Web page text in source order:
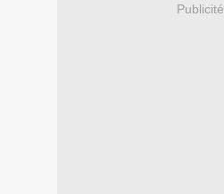
Publicité